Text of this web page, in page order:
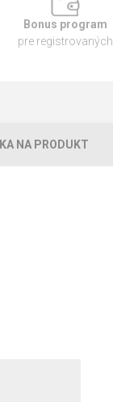
Bonus program
pre registrovaných
NA PRODUKT